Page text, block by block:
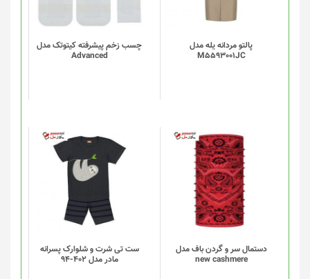
پالتو مردانه یله مدل
M5593001JC
چسب زخم پیشرفته کیتوتک مدل
Advanced
دستمال سر و گردن باف مدل
new cashmere
ست تی شرت و شلوارک پسرانه
مادر مدل 402-94